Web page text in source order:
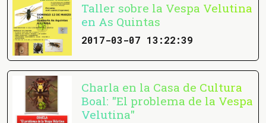
Taller sobre la Vespa Velutina
en As Quintas
2017-03-07 13:22:39
Charla en la Casa de Cultura
Boal: "El problema de la Vespa
Velutina"